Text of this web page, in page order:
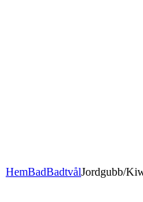
HemBadBadtvålJordgubb/